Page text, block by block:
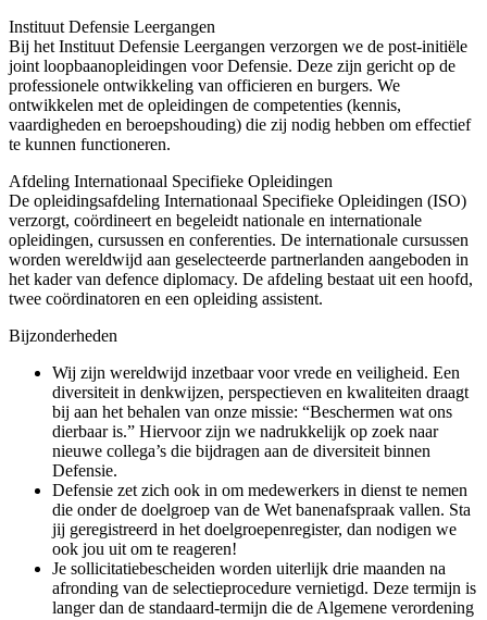
Instituut Defensie Leergangen
Bij het Instituut Defensie Leergangen verzorgen we de post-initiële
joint loopbaanopleidingen voor Defensie. Deze zijn gericht op de
professionele ontwikkeling van officieren en burgers. We
ontwikkelen met de opleidingen de competenties (kennis,
vaardigheden en beroepshouding) die zij nodig hebben om effectief
te kunnen functioneren.
Afdeling Internationaal Specifieke Opleidingen
De opleidingsafdeling Internationaal Specifieke Opleidingen (ISO)
verzorgt, coördineert en begeleidt nationale en internationale
opleidingen, cursussen en conferenties. De internationale cursussen
worden wereldwijd aan geselecteerde partnerlanden aangeboden in
het kader van defence diplomacy. De afdeling bestaat uit een hoofd,
twee coördinatoren en een opleiding assistent.
Bijzonderheden
Wij zijn wereldwijd inzetbaar voor vrede en veiligheid. Een
diversiteit in denkwijzen, perspectieven en kwaliteiten draagt
bij aan het behalen van onze missie: “Beschermen wat ons
dierbaar is.” Hiervoor zijn we nadrukkelijk op zoek naar
nieuwe collega’s die bijdragen aan de diversiteit binnen
Defensie.
Defensie zet zich ook in om medewerkers in dienst te nemen
die onder de doelgroep van de Wet banenafspraak vallen. Sta
jij geregistreerd in het doelgroepenregister, dan nodigen we
ook jou uit om te reageren!
Je sollicitatiebescheiden worden uiterlijk drie maanden na
afronding van de selectieprocedure vernietigd. Deze termijn is
langer dan de standaard-termijn die de Algemene verordening